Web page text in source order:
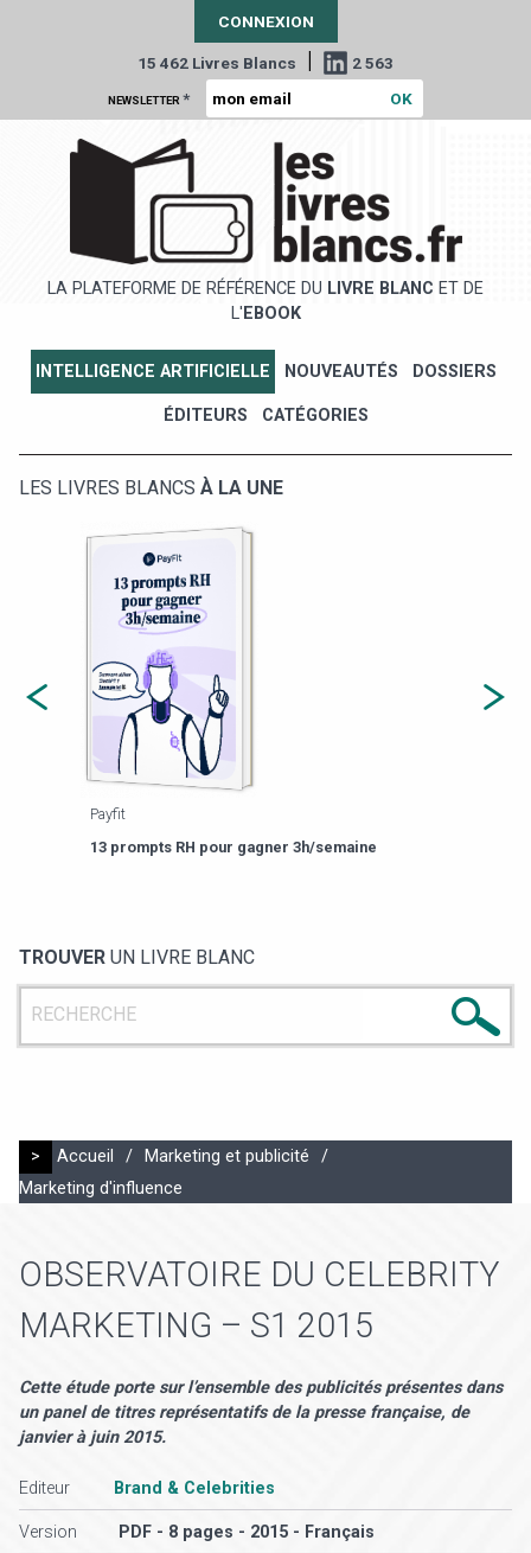
CONNEXION
15 462 Livres Blancs | 2 563
NEWSLETTER *
LA PLATEFORME DE RÉFÉRENCE DU LIVRE BLANC ET DE
L' EBOOK
INTELLIGENCE ARTIFICIELLE NOUVEAUTÉS DOSSIERS
ÉDITEURS CATÉGORIES
LES LIVRES BLANCS À LA UNE
Payfit
13 prompts RH pour gagner 3h/semaine
TROUVER UN LIVRE BLANC
> Accueil / Marketing et publicité
/
Marketing d'influence
OBSERVATOIRE DU CELEBRITY
MARKETING – S1 2015
Cette étude porte sur l’ensemble des publicités présentes dans
un panel de titres représentatifs de la presse française, de
janvier à juin 2015.
Editeur Brand & Celebrities
Version PDF - 8 pages - 2015 - Français